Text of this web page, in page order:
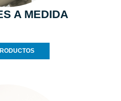
A MEDIDA